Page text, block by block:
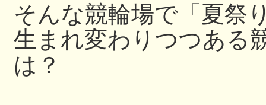
そんな競輪場で「夏祭
生まれ変わりつつある
は？